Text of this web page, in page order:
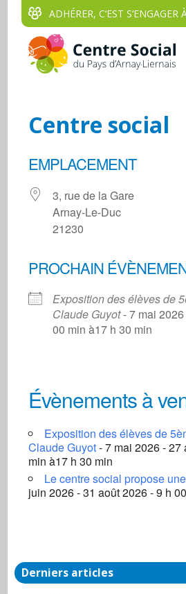
ADHÉRER, C‘EST S‘ENGAGER
Centre social
EMPLACEMENT
3, rue de la Gare
Arnay-Le-Duc
21230
PROCHAIN
Exposition des élèves de
Claude Guyot- 7 mai 2026
00 min à17 h 30 min
3, rue de la Gare - Arnay-Le-
Évènements
Évènements à
Exposition des élèves de
Claude Guyot- 7 mai 2026 - 27
min à17 h 30 min
Le centre social propose
juin 2026 - 31 août 2026 - 9 h
Derniers articles